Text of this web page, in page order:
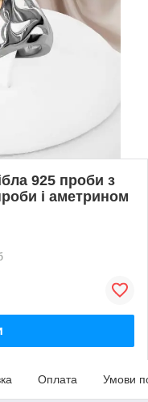
925 проби з
і аметрином
Оплата Умови